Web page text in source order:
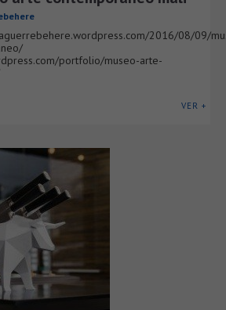
2016/08/09/
portfolio/museo-arte-
VER +